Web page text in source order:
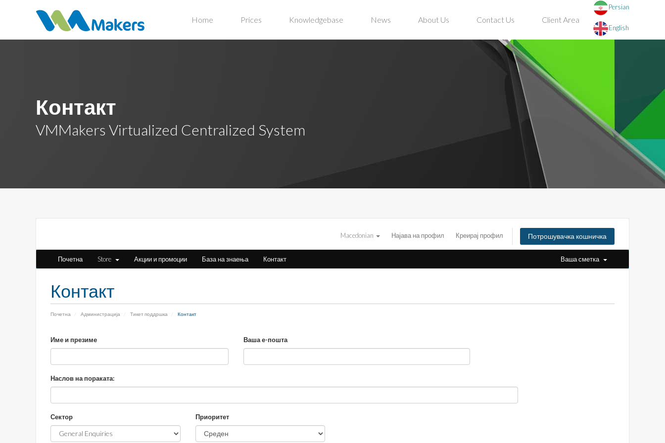
Persian
English
Home Prices Knowledgebase News About Us Contact Us Client Area
Контакт
VMMakers Virtualized Centralized System
Macedonian Најава на профил Креирај профил Потрошувачка кошничка
Почетна Store Акции и промоции База на знаења Контакт Ваша сметка
Контакт
Почетна Администрација Тикет поддршка Контакт
Име и презиме Ваша е-пошта
Наслов на пораката:
Сектор Приоритет